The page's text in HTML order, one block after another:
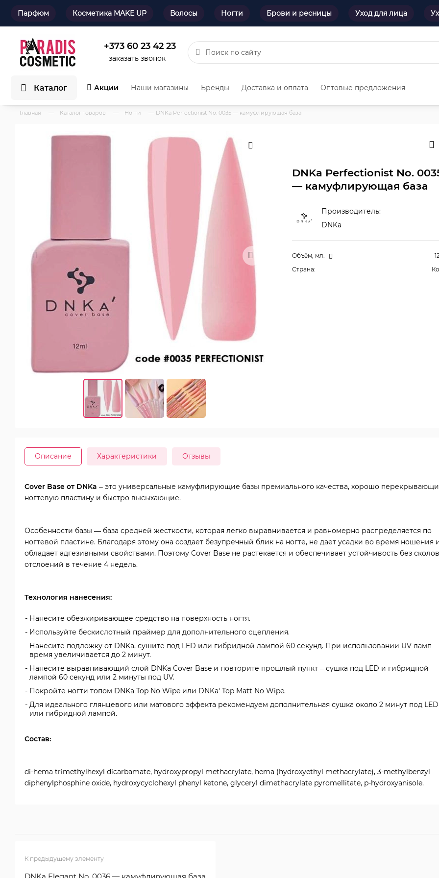
Парфюм Косметика MAKE UP Волосы Ногти Брови и ресницы Уход для лица
+373 60 23 42 23
заказать звонок
Каталог Акции Наши магазины Бренды Доставка и оплата Оптовые предложения
Главная — Каталог товаров — Ногти — DNKa Perfectionist No. 0035 — камуфлирующая база
DNKa Perfectionist No.
— камуфлирующая база
Производитель:
DNKa
Объём, мл:
Страна:
Описание Характеристики Отзывы
Cover Base от DNKa – это универсальные камуфлирующие базы премиального качества, хорошо
ногтевую пластину и быстро высыхающие.
Особенности базы — база средней жесткости, которая легко выравнивается и равномерно распределяется по
ногтевой пластине. Благодаря этому она создает безупречный блик на ногте, не дает усадки во время ношения
обладает адгезивными свойствами. Поэтому Cover Base не растекается и обеспечивает устойчивость без
отслоений в течение 4 недель.
Технология нанесения:
Нанесите обезжиривающее средство на поверхность ногтя.
Используйте бескислотный праймер для дополнительного сцепления.
Нанесите подложку от DNKa, сушите под LED или гибридной лампой 60 секунд. При использовании UV ламп
время увеличивается до 2 минут.
Нанесите выравнивающий слой DNKa Cover Base и повторите прошлый пункт – сушка под LED и гибридной
лампой 60 секунд или 2 минуты под UV.
Покройте ногти топом DNKa Top No Wipe или DNKa' Top Matt No Wipe.
Для идеального глянцевого или матового эффекта рекомендуем дополнительная сушка около 2 минут под LED
или гибридной лампой.
Состав:
di-hema trimethylhexyl dicarbamate, hydroxypropyl methacrylate, hema (hydroxyethyl methacrylate), 3-methylbenzyl
diphenylphosphine oxide, hydroxycyclohexyl phenyl ketone, glyceryl dimethacrylate pyromellitate, p-hydroxyanisole.
К предыдущему элементу